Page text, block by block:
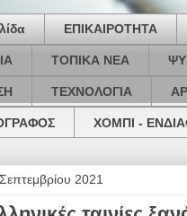
ΕΠΙΚΑΙΡΟΤΗΤΑ
ΤΟΠΙΚΑ ΝΕΑ
ΤΕΧΝΟΛΟΓΙΑ
ΧΟΜΠΙ -
2021